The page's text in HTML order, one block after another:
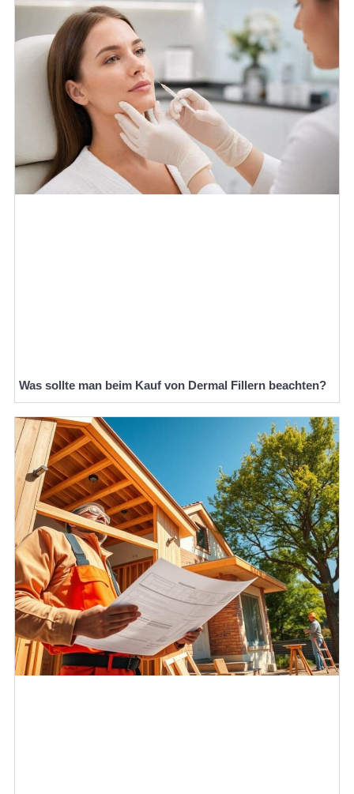
Was sollte man beim Kauf von Dermal Fillern beachten?